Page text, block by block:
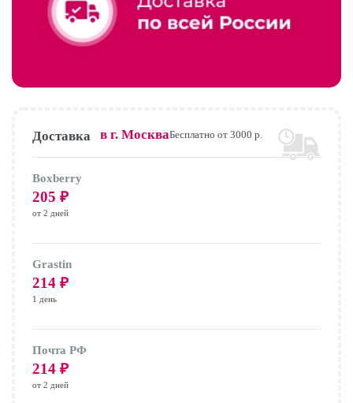
Доставка в г. МоскваБесплатно от 3000 р.
Boxberry
205 ₽
от 2 дней
Grastin
214 ₽
1 день
Почта РФ
214 ₽
от 2 дней